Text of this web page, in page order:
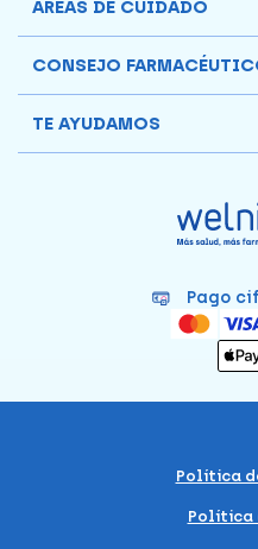
Pago
ÁREAS DE CUIDADO
CONSEJO
TE AYUDAMOS
Política
Política